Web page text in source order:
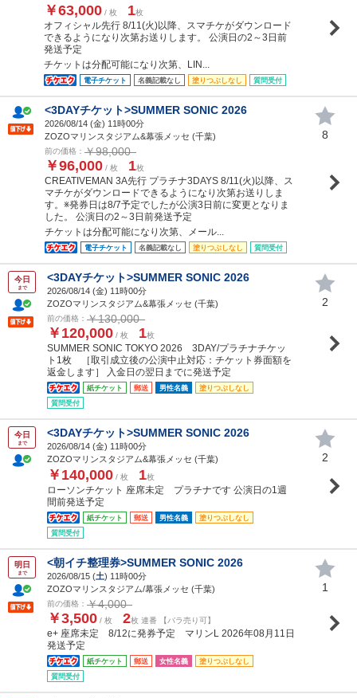
￥63,000 / 枚 1枚
オフィシャル先行 8/11(火)以降、スマチケがダウンロード
できるようになり次第お送りします。 公演日の2～3日前
発送予定
チケットは分配可能になり次第、LIN...
電子チケット 名義記載なし 塗りつぶしなし 質問受付
<3DAYチケット>SUMMER SONIC 2026
2026/08/14 (金) 11時00分
ZOZOマリンスタジアム&幕張メッセ (千葉)
前の価格： ￥98,000
￥96,000 / 枚 1枚
CREATIVEMAN 3A先行 プラチナ3DAYS 8/11(火)以降、ス
マチケがダウンロードできるようになり次第お送りしま
す。※発券日は8/7予定でしたが公演3日前に変更となりま
した。 公演日の2～3日前発送予定
チケットは分配可能になり次第、メール...
電子チケット 名義記載なし 塗りつぶしなし 質問受付
8
今日
まで
<3DAYチケット>SUMMER SONIC 2026
2026/08/14 (金) 11時00分
ZOZOマリンスタジアム&幕張メッセ (千葉)
前の価格： ￥130,000
￥120,000 / 枚 1枚
SUMMER SONIC TOKYO 2026 3DAY/プラチナチケッ
ト1枚 ［取引成立後の公演中止対応：チケット券面額を
返金します］ 入金日の翌日までに発送予定
紙チケット 郵送 男性名義
塗りつぶしなし
質問受付
2
今日
まで
<3DAYチケット>SUMMER SONIC 2026
2026/08/14 (金) 11時00分
ZOZOマリンスタジアム&幕張メッセ (千葉)
￥140,000 / 枚 1枚
ローソンチケット 座席未定 プラチナです 公演日の1週
間前発送予定
紙チケット 郵送 男性名義
塗りつぶしなし
質問受付
2
明日
まで
<朝イチ整理券>SUMMER SONIC 2026
2026/08/15 (土) 11時00分
ZOZOマリンスタジアム/幕張メッセ (千葉)
前の価格： ￥4,000
￥3,500 / 枚 2枚 連番 【バラ売り可】
e+ 座席未定 8/12に発券予定 マリンL 2026年08月11日
発送予定
紙チケット 郵送 女性名義
塗りつぶしなし
質問受付
1